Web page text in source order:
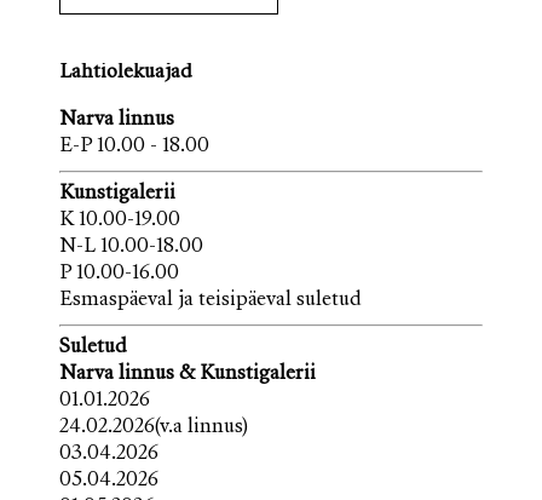
Lahtiolekuajad
Narva linnus
E-P 10.00 - 18.00
Kunstigalerii
K 10.00-19.00
N-L 10.00-18.00
P 10.00-16.00
Esmaspäeval ja teisipäeval suletud
Suletud
Narva linnus & Kunstigalerii
01.01.2026
24.02.2026(v.a linnus)
03.04.2026
05.04.2026